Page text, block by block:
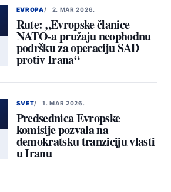
EVROPA 2. MAR 2026.
Rute: „Evropske članice
NATO-a pružaju neophodnu
podršku za operaciju SAD
protiv Irana“
SVET 1. MAR 2026.
Predsednica Evropske
komisije pozvala na
demokratsku tranziciju vlasti
u Iranu